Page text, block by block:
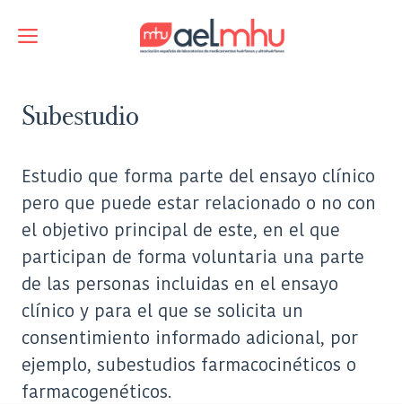
Menú
Subestudio
Estudio que forma parte del ensayo clínico
pero que puede estar relacionado o no con
el objetivo principal de este, en el que
participan de forma voluntaria una parte
de las personas incluidas en el ensayo
clínico y para el que se solicita un
consentimiento informado adicional, por
ejemplo, subestudios farmacocinéticos o
farmacogenéticos.